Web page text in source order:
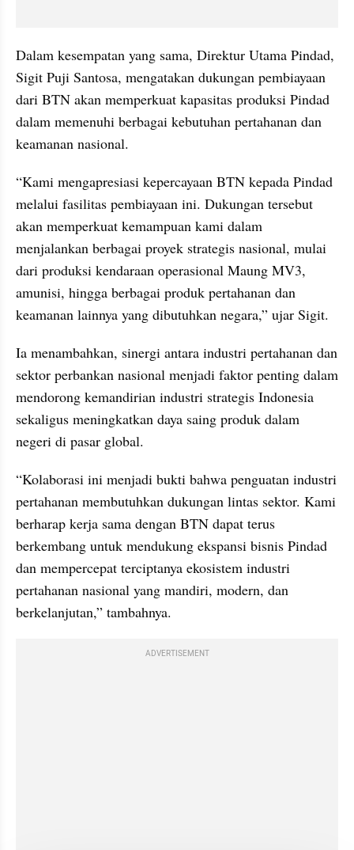
Dalam kesempatan yang sama, Direktur Utama Pindad,
Sigit Puji Santosa, mengatakan dukungan pembiayaan
dari BTN akan memperkuat kapasitas produksi Pindad
dalam memenuhi berbagai kebutuhan pertahanan dan
keamanan nasional.
“Kami mengapresiasi kepercayaan BTN kepada Pindad
melalui fasilitas pembiayaan ini. Dukungan tersebut
akan memperkuat kemampuan kami dalam
menjalankan berbagai proyek strategis nasional, mulai
dari produksi kendaraan operasional Maung MV3,
amunisi, hingga berbagai produk pertahanan dan
keamanan lainnya yang dibutuhkan negara,” ujar Sigit.
Ia menambahkan, sinergi antara industri pertahanan dan
sektor perbankan nasional menjadi faktor penting dalam
mendorong kemandirian industri strategis Indonesia
sekaligus meningkatkan daya saing produk dalam
negeri di pasar global.
“Kolaborasi ini menjadi bukti bahwa penguatan industri
pertahanan membutuhkan dukungan lintas sektor. Kami
berharap kerja sama dengan BTN dapat terus
berkembang untuk mendukung ekspansi bisnis Pindad
dan mempercepat terciptanya ekosistem industri
pertahanan nasional yang mandiri, modern, dan
berkelanjutan,” tambahnya.
ADVERTISEMENT